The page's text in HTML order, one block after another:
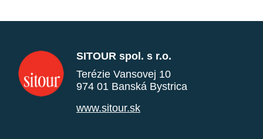
SITOUR spol. s r.o.
Terézie Vansovej 10
974 01 Banská Bystrica
www.sitour.sk